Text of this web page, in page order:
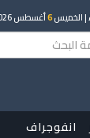
| الخميس6أغسطس 2026 م |
انفوجراف